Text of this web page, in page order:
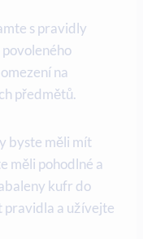
s pravidly
na
předmětů.
byste měli mít
měli pohodlné a
kufr do
a užívejte